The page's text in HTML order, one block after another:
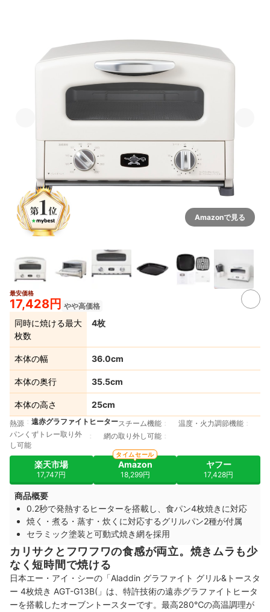
Amazonで見る
最安価格
17,428円 やや高価格
同時に焼ける最大
枚数
4枚
本体の幅 36.0cm
本体の奥行 35.5cm
本体の高さ 25cm
熱源 遠赤グラファイトヒータースチーム機能
温度・火力調節機能
パンくずトレー取り外
し可能
網の取り外し可能
楽天市場
17,747円
Amazon
18,299円
タイムセール
ヤフー
17,428円
商品概要
0.2秒で発熱するヒーターを搭載し、食パン4枚焼きに対応
焼く・煮る・蒸す・炊くに対応するグリルパン2種が付属
セラミック塗装と可動式焼き網を採用
カリサクとフワフワの食感が両立。焼きムラも少
なく短時間で焼ける
日本エー・アイ・シーの「Aladdin グラファイト グリル&トースタ
ー 4枚焼き AGT-G13B(」は、特許技術の遠赤グラファイトヒータ
ーを搭載したオーブントースターです。最高280℃の高温調理が